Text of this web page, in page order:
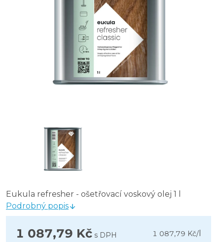
Eukula refresher - ošetřovací voskový olej 1 l
Podrobný popis
1 087,79 Kč s DPH 1 087,79 Kč/